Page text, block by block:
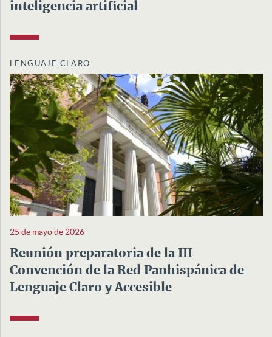
inteligencia artificial
LENGUAJE CLARO
25 de mayo de 2026
Reunión preparatoria de la III
Convención de la Red Panhispánica de
Lenguaje Claro y Accesible